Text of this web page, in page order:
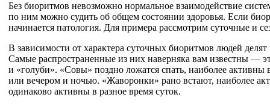
Без биоритмов невозможно нормальное взаимодействие
по ним можно судить об общем состоянии здоровья. Если
начинается патология. Для примера рассмотрим суточные и
В зависимости от характера суточных биоритмов людей делят
Самые распространенные из них наверняка вам известны —
и «голуби». «Совы» поздно ложатся спать, наиболее активны
или вечером и ночью. «Жаворонки» рано встают, наиболее
одинаково активны в разное время суток.